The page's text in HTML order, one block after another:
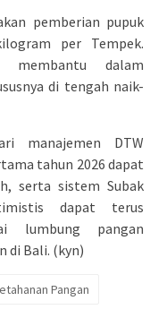
pemberian pupuk
per Tempek.
dalam
di tengah naik-
manajemen DTW
tahun 2026 dapat
serta sistem Subak
dapat terus
lumbung pangan
di Bali. (kyn)
Pangan